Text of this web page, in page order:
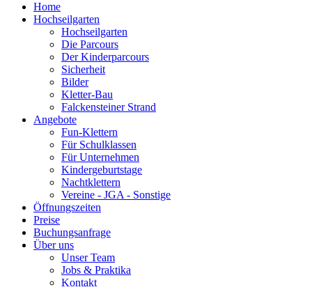
Home
Hochseilgarten
Hochseilgarten
Die Parcours
Der Kinderparcours
Sicherheit
Bilder
Kletter-Bau
Falckensteiner Strand
Angebote
Fun-Klettern
Für Schulklassen
Für Unternehmen
Kindergeburtstage
Nachtklettern
Vereine - JGA - Sonstige
Öffnungszeiten
Preise
Buchungsanfrage
Über uns
Unser Team
Jobs & Praktika
Kontakt